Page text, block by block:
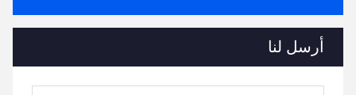
أرسل لنا